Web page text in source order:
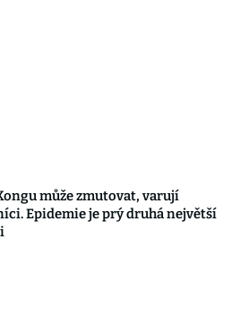
může zmutovat, varují
Epidemie je prý druhá největší